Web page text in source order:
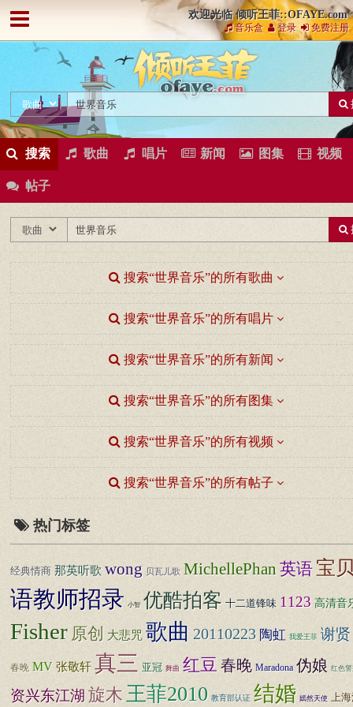
欢迎光临 倾听王菲::OFAYE.com
音乐盒 登录 免费注册
搜索 歌曲 唱片 新闻 图集 视频
帖子
搜索“世界音乐”的所有歌曲
搜索“世界音乐”的所有唱片
搜索“世界音乐”的所有新闻
搜索“世界音乐”的所有图集
搜索“世界音乐”的所有视频
搜索“世界音乐”的所有帖子
热门标签
经典情商 那英听歌 wong 贝瓦儿歌 MichellePhan 英语 宝
语教师招录 小智 优酷拍客 十二道锋味 1123 高清音
Fisher 原创 大悲咒 歌曲 20110223 陶虹 我爱王菲 谢贤
春晚 MV 张敬轩 真三 亚冠 舞曲 红豆 春晚 Maradona 伪娘 红色
资兴东江湖 旋木王菲2010 教育部认证 结婚 嫣然天使 上